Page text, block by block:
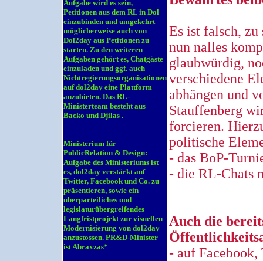
Aufgabe wird es sein,
Petitionen aus dem RL in Dol
einzubinden und umgekehrt
möglicherweise auch von
Dol2day aus Petitionen zu
starten. Zu den weiteren
Aufgaben gehört es, Chatgäste
einzuladen und ggf. auch
Nichtregierungsorganisationen
auf dol2day eine Plattform
anzubieten. Das RL-
Ministerteam besteht aus
Backo und Djilas .
Ministerium für
PublicRelation & Design:
Aufgabe des Ministeriums ist
es, dol2day verstärkt auf
Twitter, Facebook und Co. zu
präsentieren, sowie ein
überparteiliches und
legislaturübergreifendes
Langfristprojekt zur visuellen
Modernisierung von dol2day
anzustossen. PR&D-Minister
ist Abraxzas*
Es ist falsch, zu
nun nalles
glaubwürdig,
verschiedene
abhängen und
Stauffenberg
forcieren.
politische
- das BoP-
- die RL-Chats
Auch die
- auf